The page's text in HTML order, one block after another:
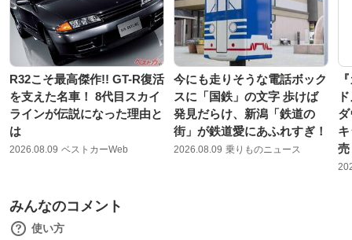
R32こそ最高傑作!! GT-R復活
を支えた名車！ 8代目スカイ
ラインが伝説になった理由と
は
2026.08.09 ベストカーWeb
今にも走りそうな電話ボック
スに「国鉄」の文字 歩けば
発見だらけ、新潟「鉄道の
街」が鉄道愛にあふれすぎ！
2026.08.09 乗りものニュース
売
みんなのコメント
使い方